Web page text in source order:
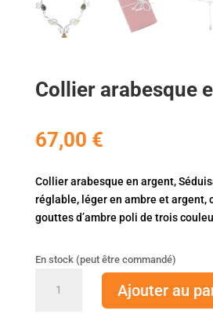
Collier arabesque
67,00 €
Collier arabesque en argent,
réglable, léger en ambre et argent,
gouttes d’ambre poli de trois
En stock (peut être commandé)
Ajouter au